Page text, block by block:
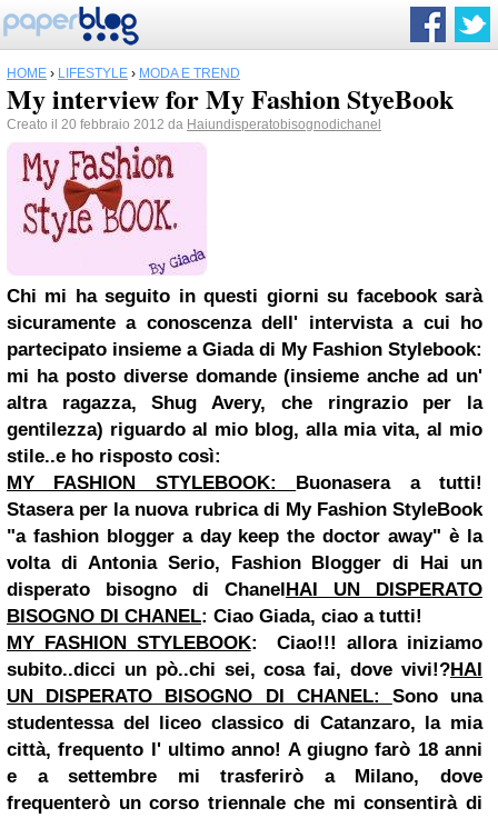
HOME › LIFESTYLE › MODA E TREND
My interview for My Fashion StyeBook
Creato il 20 febbraio 2012 da Haiundisperatobisognodichanel
Chi mi ha seguito in questi giorni su facebooksarà
sicuramente a conoscenza dell' intervista a cui ho
partecipato insieme a Giada di My Fashion Stylebook:
mi ha posto diverse domande (insieme anche ad un'
altra ragazza, Shug Avery, che ringrazio per la
gentilezza) riguardo al mio blog, alla mia vita, al mio
stile..e ho risposto così:
MY FASHION STYLEBOOK: Buonasera a tutti!
Stasera per la nuova rubrica di My Fashion StyleBook
"a fashion blogger a day keep the doctor away" è la
volta di Antonia Serio, Fashion Blogger di Hai un
disperato bisogno di ChanelHAI UN DISPERATO
BISOGNO DI CHANEL: Ciao Giada, ciao a tutti!
MY FASHION STYLEBOOK:Ciao!!! allora iniziamo
subito..dicci un pò..chi sei, cosa fai, dove vivi!?HAI
UN DISPERATO BISOGNO DI CHANEL: Sono una
studentessa del liceo classico di Catanzaro, la mia
città, frequento l' ultimo anno! A giugno farò 18 anni
e a settembre mi trasferirò a Milano, dove
frequenterò un corso triennale che mi consentirà di